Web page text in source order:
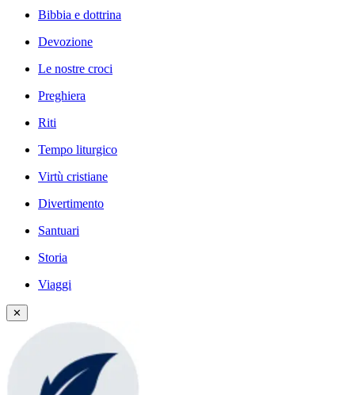
Bibbia e dottrina
Devozione
Le nostre croci
Preghiera
Riti
Tempo liturgico
Virtù cristiane
Divertimento
Santuari
Storia
Viaggi
✕